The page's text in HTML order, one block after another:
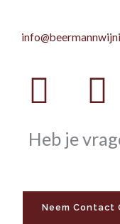
Heb je
Neem Contact